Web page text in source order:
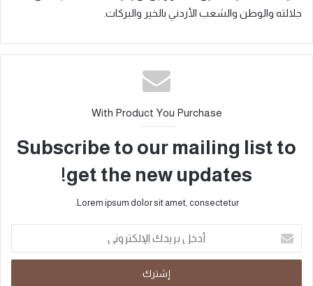
جلالته والوطن والشعب الأردني بالخير والبركات.
With Product You Purchase
Subscribe to our mailing list to
get the new updates!
Lorem ipsum dolor sit amet, consectetur.